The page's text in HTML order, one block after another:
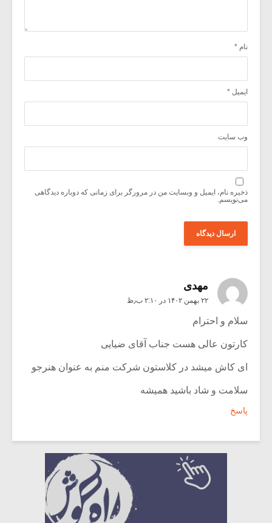
نام *
ایمیل *
وب‌ سایت
ذخیره نام، ایمیل و وبسایت من در مرورگر برای زمانی که دوباره دیدگاهی
می‌نویسم.
مهدی
۲۲ بهمن ۱۴۰۲ در ۲:۱۰ ب٫ظ
سلام و احترام
کارتون عالی هست جناب آقای ضیایی
ای کاش میشد در کلاستون شرکت منم به عنوان هنرجو
سلامت و شاد باشید همیشه
پاسخ